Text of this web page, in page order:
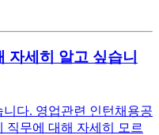
자세히 알고 싶습니
다. 영업관련 인턴채용공
직무에 대해 자세히 모르